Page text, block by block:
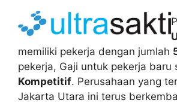
memiliki pekerja dengan jumlah
pekerja, Gaji untuk pekerja baru
Kompetitif. Perusahaan yang
Jakarta Utara ini terus